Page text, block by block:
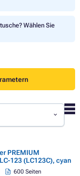
Wählen Sie
PREMIUM
123 (LC123C), cyan
600 Seiten